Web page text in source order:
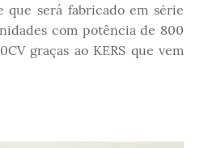
que será fabricado em série
com potência de 800
graças ao KERS que vem